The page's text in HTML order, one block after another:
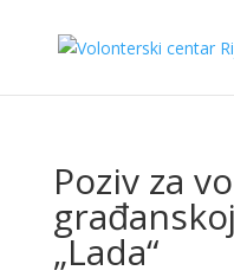
Poziv za
„Lada“